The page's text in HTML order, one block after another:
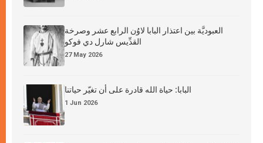
العبوديَّة بين اعتذار البابا لاوُن الرابع عشر وصرخة
القدِّيس شارل دي فوكو
27 May 2026
البابا: حياة الله قادرة على أن تغيّر حياتنا
1 Jun 2026